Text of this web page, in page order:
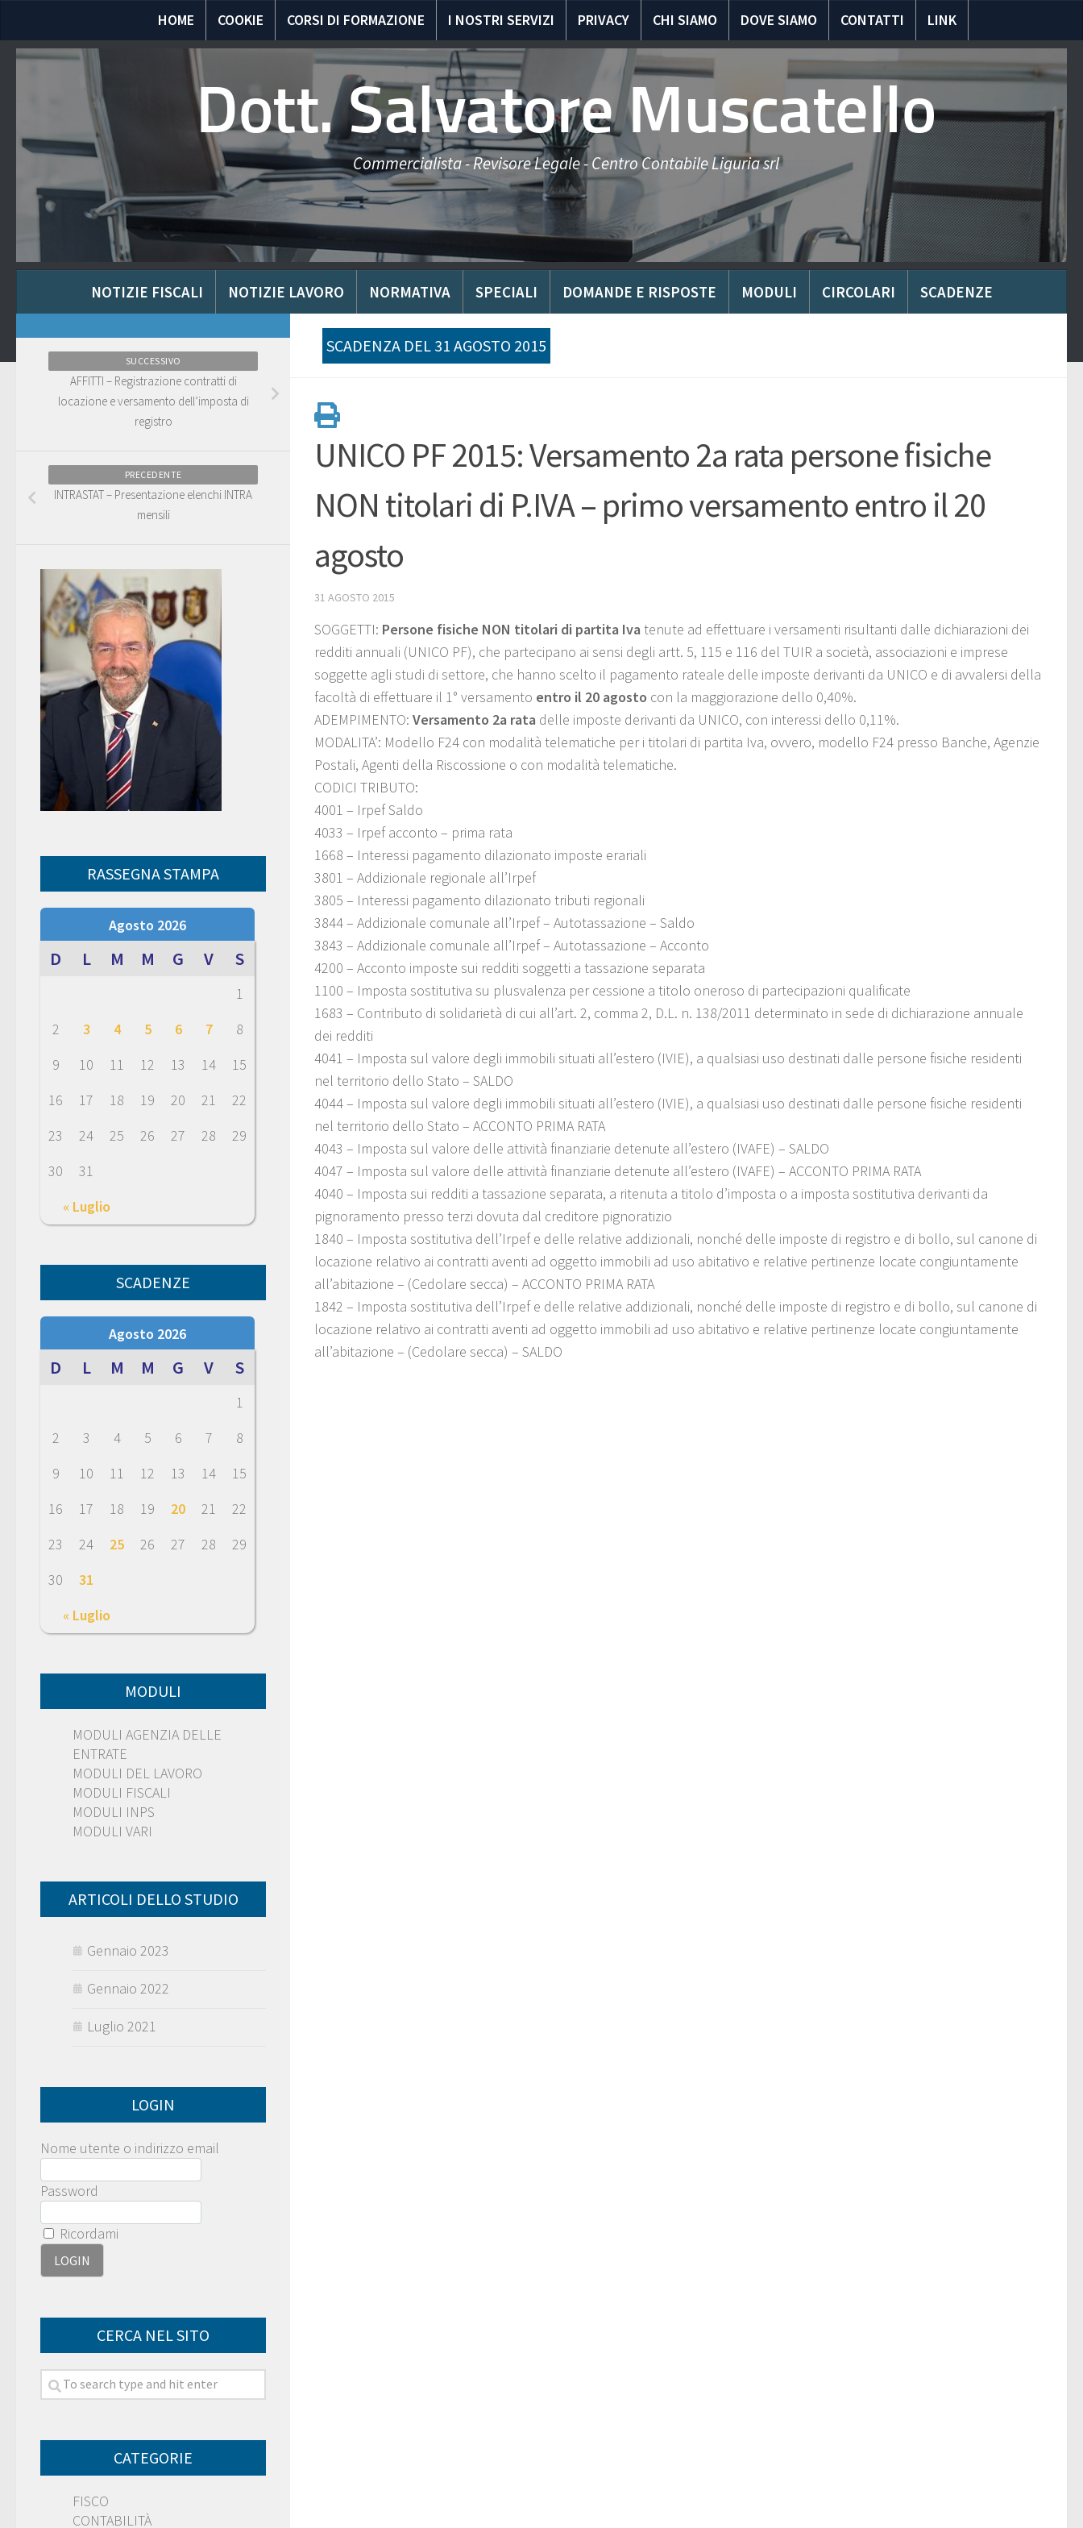
HOME COOKIE CORSI DI FORMAZIONE I NOSTRI SERVIZI PRIVACY CHI SIAMO DOVE SIAMO CONTATTI LINK
Dott. Salvatore Muscatello
Commercialista - Revisore Legale - Centro Contabile Liguria srl
NOTIZIE FISCALI NOTIZIE LAVORO NORMATIVA SPECIALI DOMANDE E RISPOSTE MODULI CIRCOLARI SCADENZE
SCADENZA DEL 31 AGOSTO 2015
UNICO PF 2015: Versamento 2a rata persone fisiche
NON titolari di P.IVA – primo versamento entro il 20
agosto
31 AGOSTO 2015
SOGGETTI: Persone fisiche NON titolari di partita Iva tenute ad effettuare i versamenti risultanti dalle dichiarazioni dei
redditi annuali (UNICO PF), che partecipano ai sensi degli artt. 5, 115 e 116 del TUIR a società, associazioni e imprese
soggette agli studi di settore, che hanno scelto il pagamento rateale delle imposte derivanti da UNICO e di avvalersi della
facoltà di effettuare il 1° versamento entro il 20 agosto con la maggiorazione dello 0,40%.
ADEMPIMENTO: Versamento 2a rata delle imposte derivanti da UNICO, con interessi dello 0,11%.
MODALITA’: Modello F24 con modalità telematiche per i titolari di partita Iva, ovvero, modello F24 presso Banche, Agenzie
Postali, Agenti della Riscossione o con modalità telematiche.
CODICI TRIBUTO:
4001 – Irpef Saldo
4033 – Irpef acconto – prima rata
1668 – Interessi pagamento dilazionato imposte erariali
3801 – Addizionale regionale all’Irpef
3805 – Interessi pagamento dilazionato tributi regionali
3844 – Addizionale comunale all’Irpef – Autotassazione – Saldo
3843 – Addizionale comunale all’Irpef – Autotassazione – Acconto
4200 – Acconto imposte sui redditi soggetti a tassazione separata
1100 – Imposta sostitutiva su plusvalenza per cessione a titolo oneroso di partecipazioni qualificate
1683 – Contributo di solidarietà di cui all’art. 2, comma 2, D.L. n. 138/2011 determinato in sede di dichiarazione annuale
dei redditi
4041 – Imposta sul valore degli immobili situati all’estero (IVIE), a qualsiasi uso destinati dalle persone fisiche residenti
nel territorio dello Stato – SALDO
4044 – Imposta sul valore degli immobili situati all’estero (IVIE), a qualsiasi uso destinati dalle persone fisiche residenti
nel territorio dello Stato – ACCONTO PRIMA RATA
4043 – Imposta sul valore delle attività finanziarie detenute all’estero (IVAFE) – SALDO
4047 – Imposta sul valore delle attività finanziarie detenute all’estero (IVAFE) – ACCONTO PRIMA RATA
4040 – Imposta sui redditi a tassazione separata, a ritenuta a titolo d’imposta o a imposta sostitutiva derivanti da
pignoramento presso terzi dovuta dal creditore pignoratizio
1840 – Imposta sostitutiva dell’Irpef e delle relative addizionali, nonché delle imposte di registro e di bollo, sul canone di
locazione relativo ai contratti aventi ad oggetto immobili ad uso abitativo e relative pertinenze locate congiuntamente
all’abitazione – (Cedolare secca) – ACCONTO PRIMA RATA
1842 – Imposta sostitutiva dell’Irpef e delle relative addizionali, nonché delle imposte di registro e di bollo, sul canone di
locazione relativo ai contratti aventi ad oggetto immobili ad uso abitativo e relative pertinenze locate congiuntamente
all’abitazione – (Cedolare secca) – SALDO
SUCCESSIVO
AFFITTI – Registrazione contratti di
locazione e versamento dell’imposta di
registro
PRECEDENTE
INTRASTAT – Presentazione elenchi INTRA
mensili
RASSEGNA STAMPA
Agosto 2026
D L M M G V S
« Luglio
1
2
3 4 5 6 7
8
9
10 11 12 13 14
15
16
17 18 19 20 21
22
23
24 25 26 27 28
29
30
31
SCADENZE
Agosto 2026
D L M M G V S
« Luglio
1
2
3 4 5 6 7
8
9
10 11 12 13 14
15
16
17 18 19 20 21
22
23
24 25 26 27 28
29
30
31
MODULI
MODULI AGENZIA DELLE
ENTRATE
MODULI DEL LAVORO
MODULI FISCALI
MODULI INPS
MODULI VARI
ARTICOLI DELLO STUDIO
Gennaio 2023
Gennaio 2022
Luglio 2021
LOGIN
Nome utente o indirizzo email
Password
Ricordami
CERCA NEL SITO
CATEGORIE
FISCO
CONTABILITÀ